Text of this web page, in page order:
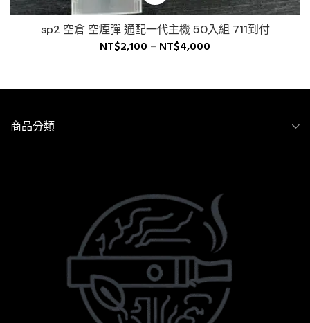
sp2 空倉 空煙彈 通配一代主機 50入組 711到付
NT$2,100 – NT$4,000
商品分類